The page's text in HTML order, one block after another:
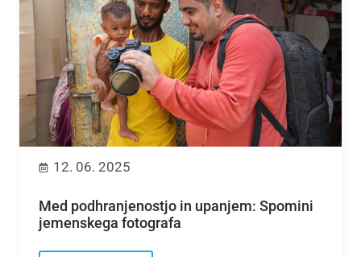
12. 06. 2025
Med podhranjenostjo in upanjem: Spomini
jemenskega fotografa